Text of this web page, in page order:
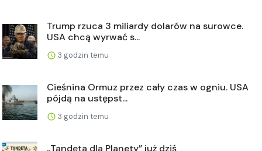
Trump rzuca 3 miliardy dolarów na surowce.
USA chcą wyrwać s...
3 godzin temu
Cieśnina Ormuz przez cały czas w ogniu. USA
pójdą na ustępst...
3 godzin temu
„Tandeta dla Planety” już dziś